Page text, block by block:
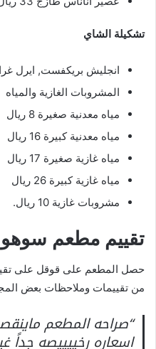
تشكيلة الشاي
انجليش بريكفست, ايرل غراي,
المشروبات الغازية والمياه
مياه معدنية صغيرة 8 ريال
مياه معدنية كبيرة 16 ريال
مياه غازية صغيرة 17 ريال
مياه غازية كبيرة 26 ريال
مشروبات غازية 10 ريال.
تقييم مطعم
حصل المطعم على قوقل على
من تقييمات وملاحظات بعض
“صراحه المطعم
اسعاره رخييييصه جداً